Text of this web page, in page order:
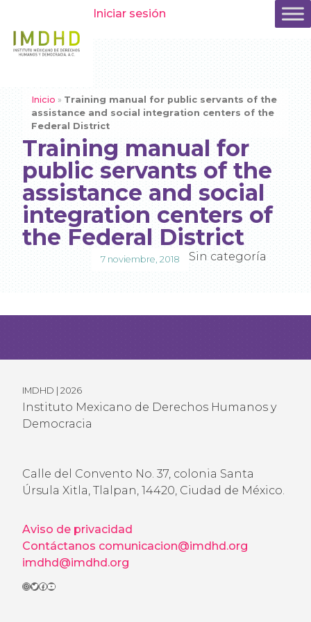
Iniciar sesión
Inicio » Training manual for public servants of the
assistance and social integration centers of the
Federal District
Training manual for
public servants of the
assistance and social
integration centers of
the Federal District
Sin categoría
7 noviembre, 2018
IMDHD | 2026
Instituto Mexicano de Derechos Humanos y
Democracia
Calle del Convento No. 37, colonia Santa
Úrsula Xitla, Tlalpan, 14420, Ciudad de México.
Aviso de privacidad
Contáctanos comunicacion@imdhd.org
imdhd@imdhd.org
Instagram
Twitter
Facebook
YouTube